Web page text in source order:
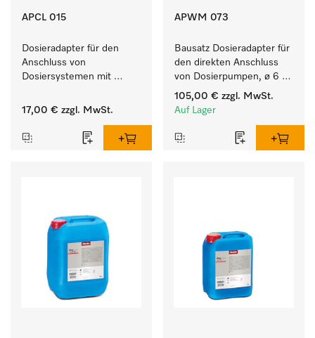
APCL 015
Dosieradapter für den
Anschluss von
Dosiersystemen mit
17,00 € zzgl. MwSt.
APWM 073
Bausatz Dosieradapter für
den direkten Anschluss
von Dosierpumpen, ø 6
mm, bei bis zu 9 kg
Füllmenge.
105,00 € zzgl. MwSt.
Auf Lager